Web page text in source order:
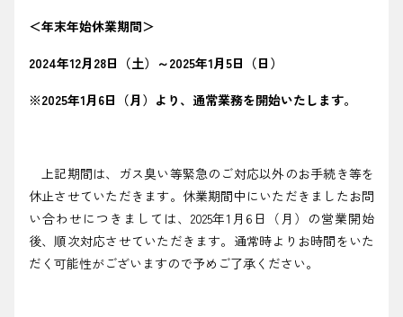
でガ割のご案内
料金
シミュレーション
LPガス
ガス料金
＜年末年始休業期間＞
2024年12月28日（土）～2025年1月5日（日）
※2025年1月6日（月）より、通常業務を開始いたします。
上記期間は、ガス臭い等緊急のご対応以外のお手続き等を
休止させていただきます。休業期間中にいただきましたお問
い合わせにつきましては、2025年1月6日（月）の営業開始
後、順次対応させていただきます。通常時よりお時間をいた
だく可能性がございますので予めご了承ください。